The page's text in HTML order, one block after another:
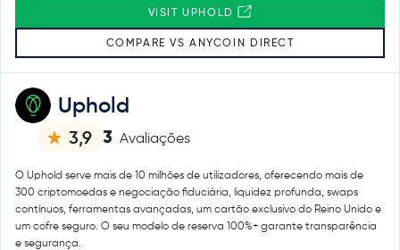
Uphold
3,9 3 Avaliações
O Uphold serve mais de 10 milhões de utilizadores, oferecendo mais de
300 criptomoedas e negociação fiduciária, liquidez profunda, swaps
contínuos, ferramentas avançadas, um cartão exclusivo do Reino Unido e
um cofre seguro. O seu modelo de reserva 100%+ garante transparência
e segurança.
VISIT UPHOLD
COMPARE VS ANYCOIN DIRECT